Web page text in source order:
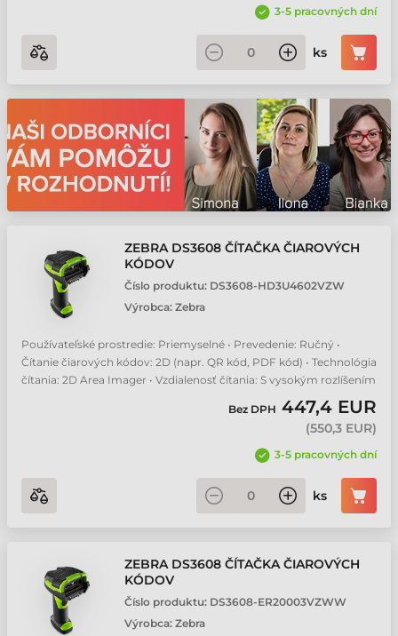
3-5 pracovných dní
ks
ZEBRA DS3608 ČÍTAČKA ČIAROVÝCH
KÓDOV
Číslo produktu: DS3608-HD3U4602VZW
Výrobca: Zebra
Používateľské prostredie: Priemyselné • Prevedenie: Ručný •
Čítanie čiarových kódov: 2D (napr. QR kód, PDF kód) • Technológia
čítania: 2D Area Imager • Vzdialenosť čítania: S vysokým rozlíšením
Bez DPH 447,4 EUR
(550,3 EUR)
3-5 pracovných dní
ks
ZEBRA DS3608 ČÍTAČKA ČIAROVÝCH
KÓDOV
Číslo produktu: DS3608-ER20003VZWW
Výrobca: Zebra